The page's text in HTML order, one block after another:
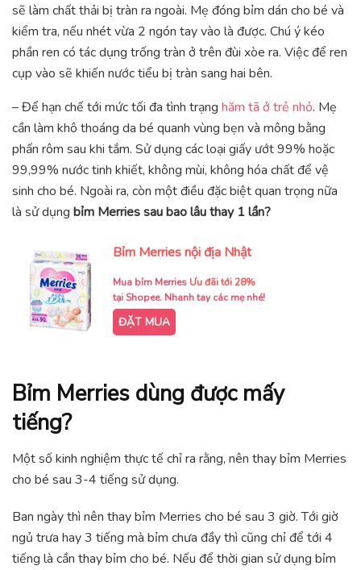
sẽ làm chất thải bị tràn ra ngoài. Mẹ đóng bỉm dán cho bé và
kiểm tra, nếu nhét vừa 2 ngón tay vào là được. Chú ý kéo
phần ren có tác dụng trống tràn ở trên đùi xòe ra. Việc để ren
cụp vào sẽ khiến nước tiểu bị tràn sang hai bên.
– Để hạn chế tới mức tối đa tình trạng hăm tã ở trẻ nhỏ. Mẹ
cần làm khô thoáng da bé quanh vùng bẹn và mông bằng
phấn rôm sau khi tắm. Sử dụng các loại giấy ướt 99% hoặc
99,99% nước tinh khiết, không mùi, không hóa chất để vệ
sinh cho bé. Ngoài ra, còn một điều đặc biệt quan trọng nữa
là sử dụng bỉm Merries sau bao lâu thay 1 lần?
Bỉm Merries nội địa Nhật
Mua bỉm Merries Ưu đãi tới 28%
tại Shopee. Nhanh tay các mẹ nhé!
ĐẶT MUA
Bỉm Merries dùng được mấy
tiếng?
Một số kinh nghiệm thực tế chỉ ra rằng, nên thay bỉm Merries
cho bé sau 3-4 tiếng sử dụng.
Ban ngày thì nên thay bỉm Merries cho bé sau 3 giờ. Tới giờ
ngủ trưa hay 3 tiếng mà bỉm chưa đầy thì cũng chỉ để tới 4
tiếng là cần thay bỉm cho bé. Nếu để thời gian sử dụng bỉm